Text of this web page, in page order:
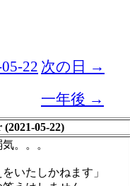
22 次の日 →
一年後 →
05-22)
。。。
いたしかねます」